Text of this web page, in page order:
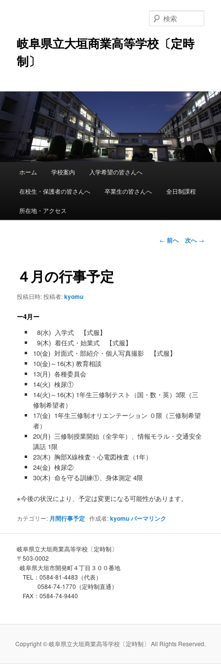
岐阜県立大垣商業高等学校〔定時
制〕
索
ュ
メ
イ
ン
テ
ン
ツ
へ
移
動
ホーム 学校案内 入学希望の皆さんへ
在校生・保護者の皆さんへ 卒業生の皆さんへ 全日制課程
所在地・アクセス
投← 前へ 次へ→
４月の行事予定
投稿日時:投稿者:kyomu
ー4月ー
8(水) 入学式 【式服】
9(木) 着任式・始業式 【式服】
10(金) 対面式・部紹介・個人写真撮影 【式服】
10(金)～16(木) 教育相談
13(月) 各種委員会
14(火) 検尿①
14(火)～16(木) 1年生三修制テスト（国・数・英）3限（三
修制希望者）
17(金) 1年生三修制オリエンテーション ０限（三修制希望
者）
20(月) 三修制授業開始（全学年）、情報モラル・交通安全
講話 1限
23(木) 胸部X線検査・心電図検査（1年）
24(金) 検尿②
30(木) 命を守る訓練①、身体測定 4限
※今後の状況により、予定は変更になる可能性があります。
カテゴリー: 月間行事予定 作成者:kyomuパーマリンク
岐阜県立大垣商業高等学校〔定時制〕
〒503-0002
岐阜県大垣市開発町４丁目３００番地
TEL：0584-81-4483（代表）
0584-74-1770（定時制直通）
FAX：0584-74-9440
Copyright © 岐阜県立大垣商業高等学校〔定時制〕 All Rights Reserved.